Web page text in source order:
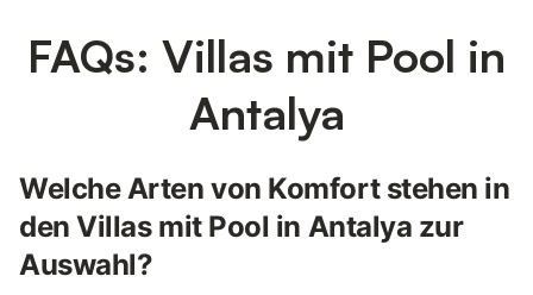
FAQs: Villas mit Pool in
Antalya
Welche Arten von Komfort stehen in
den Villas mit Pool in Antalya zur
Auswahl?